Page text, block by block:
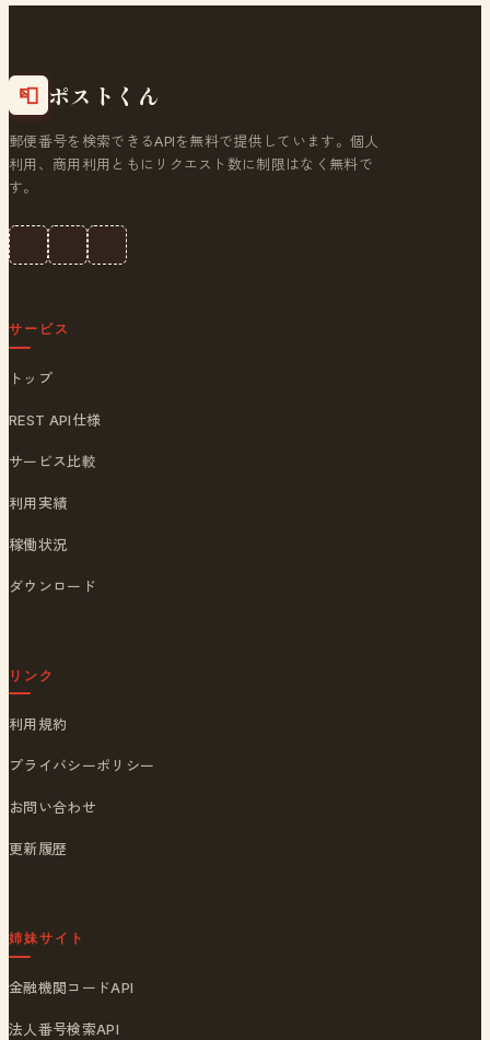
📮 ポストくん
郵便番号を検索できるAPIを無料で提供しています。個人
利用、商用利用ともにリクエスト数に制限はなく無料で
す。
サービス
トップ
REST API仕様
サービス比較
利用実績
稼働状況
ダウンロード
リンク
利用規約
プライバシーポリシー
お問い合わせ
更新履歴
姉妹サイト
金融機関コードAPI
法人番号検索API